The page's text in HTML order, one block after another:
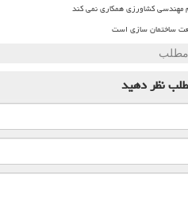
مهندسی کشاورزی همکاری نمی کند
مطلب
نظر دهید